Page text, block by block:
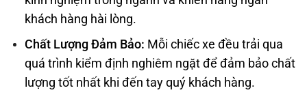
khách hàng hài lòng.
Chất Lượng Đảm Bảo: Mỗi chiếc xe đều trải qua
quá trình kiểm định nghiêm ngặt để đảm bảo chất
lượng tốt nhất khi đến tay quý khách hàng.